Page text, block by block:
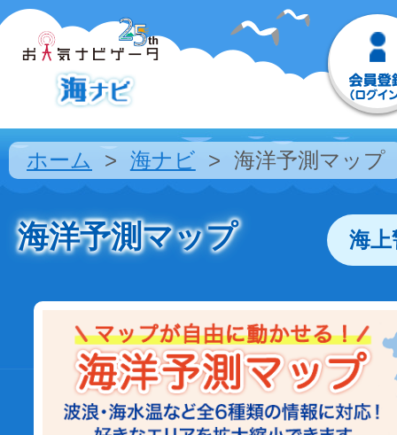
ホーム 海ナビ 海洋予測マップ
海洋予測マップ 海